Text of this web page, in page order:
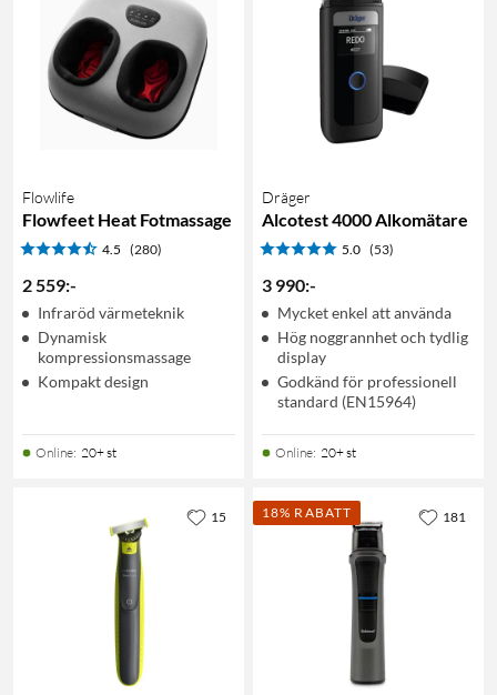
Flowlife
Flowfeet Heat Fotmassage
4.5 (280)
2 559:-
Infraröd värmeteknik
Dynamisk
kompressionsmassage
Kompakt design
Online: 20+ st
Dräger
Alcotest 4000 Alkomätare
5.0 (53)
3 990:-
Mycket enkel att använda
Hög noggrannhet och tydlig
display
Godkänd för professionell
standard (EN15964)
Online: 20+ st
15 18% RABATT 181